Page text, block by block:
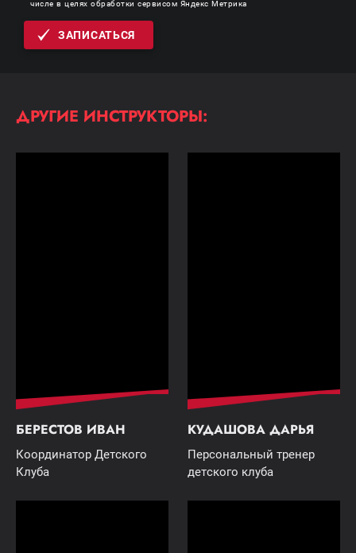
ЗАПИСАТЬСЯ
числе в целях обработки сервисом Яндекс Метрика
ДРУГИЕ ИНСТРУКТОРЫ:
БЕРЕСТОВ ИВАН
Координатор Детского
Клуба
КУДАШОВА ДАРЬЯ
Персональный тренер
детского клуба